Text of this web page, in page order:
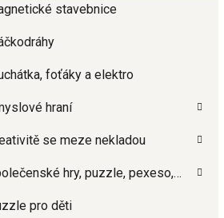
stavebnice
foťáky a elektro
hraní
se meze nekladou
hry, puzzle, pexeso,…
pro děti